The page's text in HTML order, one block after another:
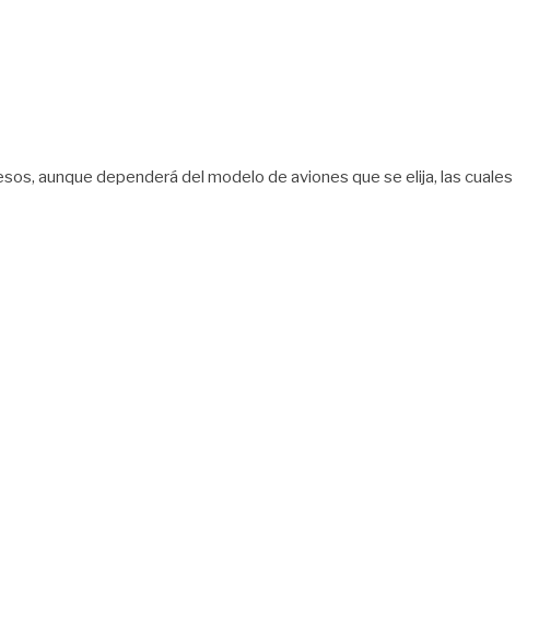
aunque dependerá del modelo de aviones que se elija, las cuales